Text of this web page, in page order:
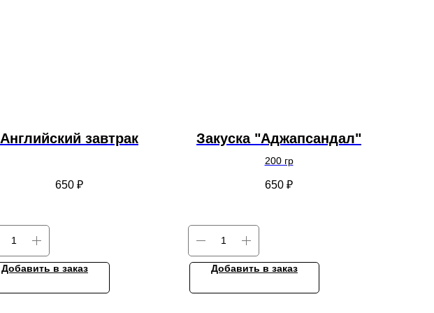
Английский завтрак
650 ₽
Добавить в заказ
Закуска "Аджапсандал"
200 гр
650 ₽
Добавить в заказ